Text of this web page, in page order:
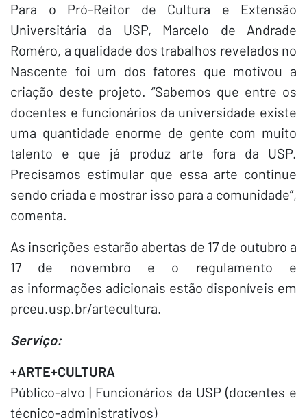
Para o Pró-Reitor de Cultura e Extensão
Universitária da USP, Marcelo de Andrade
Roméro, a qualidade dos trabalhos revelados no
Nascente foi um dos fatores que motivou a
criação deste projeto. “Sabemos que entre os
docentes e funcionários da universidade existe
uma quantidade enorme de gente com muito
talento e que já produz arte fora da USP.
Precisamos estimular que essa arte continue
sendo criada e mostrar isso para a comunidade”,
comenta.
As inscrições estarão abertas de 17 de outubro a
17 de novembro e o regulamento e
as informações adicionais estão disponíveis em
prceu.usp.br/artecultura.
Serviço:
+ARTE+CULTURA
Público-alvo | Funcionários da USP (docentes e
técnico-administrativos)